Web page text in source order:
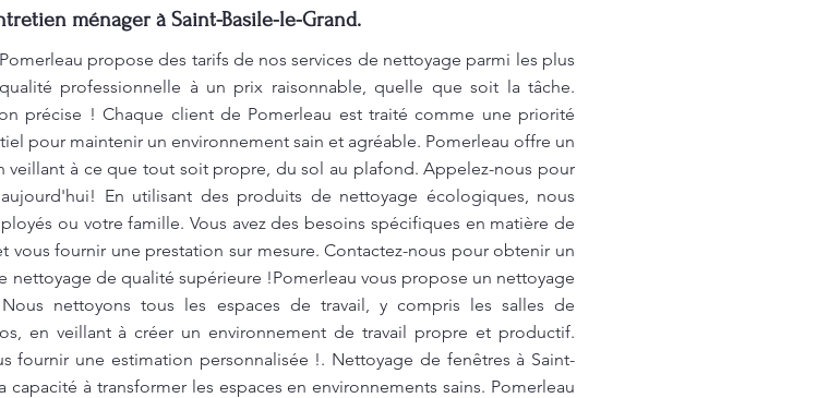
ménager à Saint-Basile-le-Grand.
propose des tarifs de nos services de nettoyage parmi les plus
professionnelle à un prix raisonnable, quelle que soit la tâche.
précise ! Chaque client de Pomerleau est traité comme une priorité
pour maintenir un environnement sain et agréable. Pomerleau offre un
veillant à ce que tout soit propre, du sol au plafond. Appelez-nous pour
En utilisant des produits de nettoyage écologiques, nous
ou votre famille. Vous avez des besoins spécifiques en matière de
vous fournir une prestation sur mesure. Contactez-nous pour obtenir un
nettoyage de qualité supérieure !Pomerleau vous propose un nettoyage
nettoyons tous les espaces de travail, y compris les salles de
en veillant à créer un environnement de travail propre et productif.
fournir une estimation personnalisée !. Nettoyage de fenêtres à Saint-
capacité à transformer les espaces en environnements sains. Pomerleau